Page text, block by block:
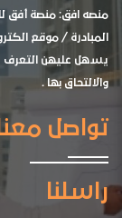
منصه افق: منصة أفق
المبادرة / موقع
يسهل عليهن التعرف
والالتحاق بها .
تواصل معنا
راسلنا